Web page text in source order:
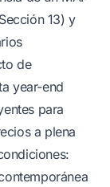
13) y
de
year-end
para
a plena